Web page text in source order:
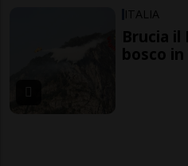
ITALIA
Brucia
bosco